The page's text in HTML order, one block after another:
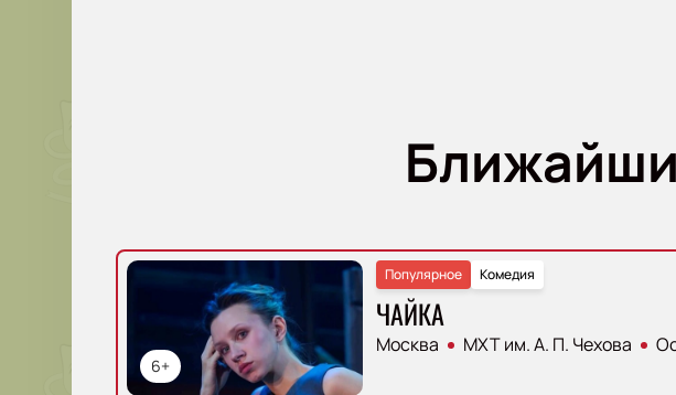
6+
Комедия
Популярное
ЧАЙКА
Москва МХТ им. А. П. Чехова